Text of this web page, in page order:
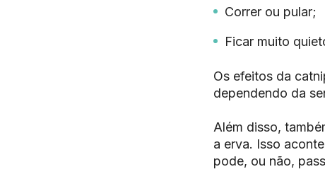
Correr ou pular;
Ficar muito
Os efeitos da
dependendo da
Além disso,
a erva. Isso
pode, ou não,